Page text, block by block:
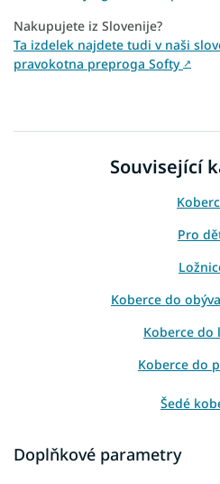
Nakupujete iz Slovenije?
Ta izdelek najdete tudi v naši
pravokotna preproga Softy ↗
Související
Pro
Koberce do
Koberce do
Koberce do
Šedé
Koberce
Doplňkové parametry